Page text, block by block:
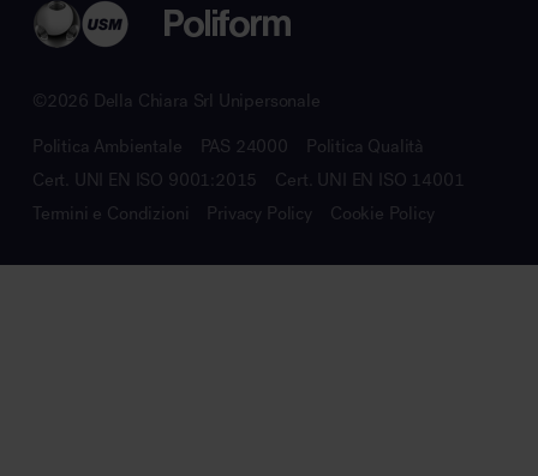
©2026 Della Chiara Srl Unipersonale
Politica Ambientale PAS 24000
Politica Qualità
Cert. UNI EN ISO 9001:2015
Cert. UNI EN ISO 14001
Termini e Condizioni
Privacy Policy Cookie Policy